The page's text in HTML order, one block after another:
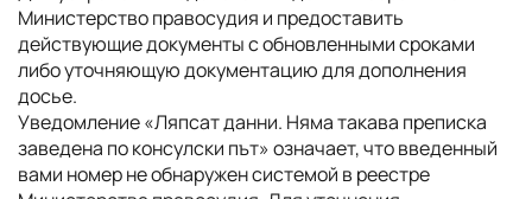
Министерство правосудия и предоставить
действующие документы с обновленными сроками
либо уточняющую документацию для дополнения
досье.
Уведомление «Ляпсат данни. Няма такава преписка
заведена по консулски път» означает, что введенный
вами номер не обнаружен системой в реестре